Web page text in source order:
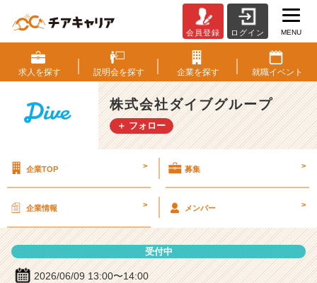
式
会
社
ダ
イ
ブ
プ
明
会
詳
細
会員登録 ログイン MENU
求人を探す 説明会を探す 企業を探す 就職イベント
株式会社ダイブグループ
＋ フォロー
企業TOP > 募集 >
企業情報 > メンバー >
受付中
2026/06/09 13:00〜14:00